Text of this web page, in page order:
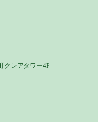
クレアタワー4F